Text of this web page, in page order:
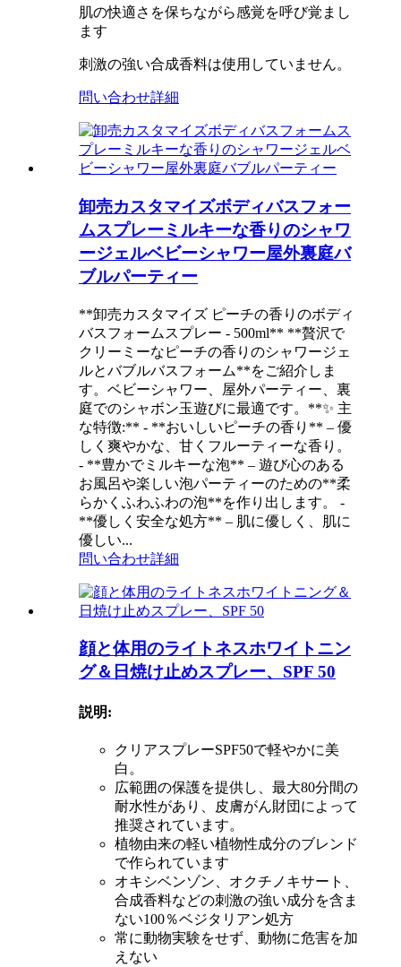
肌の快適さを保ちながら感覚を呼び覚まし
ます
刺激の強い合成香料は使用していません。
問い合わせ詳細
卸売カスタマイズボディバスフォー
ムスプレーミルキーな香りのシャワ
ージェルベビーシャワー屋外裏庭バ
ブルパーティー
**卸売カスタマイズ ピーチの香りのボディ
バスフォームスプレー - 500ml** **贅沢で
クリーミーなピーチの香りのシャワージェ
ルとバブルバスフォーム**をご紹介しま
す。ベビーシャワー、屋外パーティー、裏
庭でのシャボン玉遊びに最適です。**✨ 主
な特徴:** - **おいしいピーチの香り** – 優
しく爽やかな、甘くフルーティーな香り。
- **豊かでミルキーな泡** – 遊び心のある
お風呂や楽しい泡パーティーのための**柔
らかくふわふわの泡**を作り出します。 -
**優しく安全な処方** – 肌に優しく、肌に
優しい...
問い合わせ詳細
顔と体用のライトネスホワイトニン
グ＆日焼け止めスプレー、SPF 50
説明:
クリアスプレーSPF50で軽やかに美
白。
広範囲の保護を提供し、最大80分間の
耐水性があり、皮膚がん財団によって
推奨されています。
植物由来の軽い植物性成分のブレンド
で作られています
オキシベンゾン、オクチノキサート、
合成香料などの刺激の強い成分を含ま
ない100％ベジタリアン処方
常に動物実験をせず、動物に危害を加
えない